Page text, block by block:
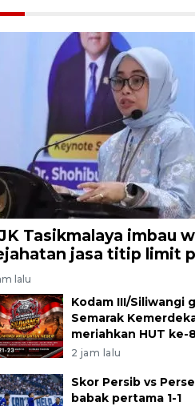
Tasikmalaya imbau
jasa titip limit
lalu
Kodam III/Siliwangi
Semarak
meriahkan HUT ke-
2 jam lalu
Skor Persib vs
babak pertama 1-1